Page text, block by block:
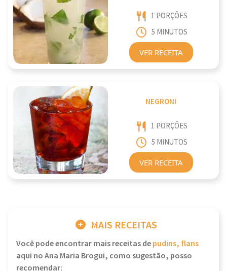
1 PORÇÕES
5 MINUTOS
VER RECEITA
NEGRONI
1 PORÇÕES
5 MINUTOS
VER RECEITA
MAIS RECEITAS
Você pode encontrar mais receitas depudins, flans
aqui no Ana Maria Brogui, como sugestão, posso
recomendar: